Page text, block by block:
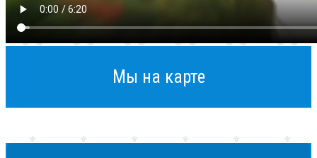
Мы на карте